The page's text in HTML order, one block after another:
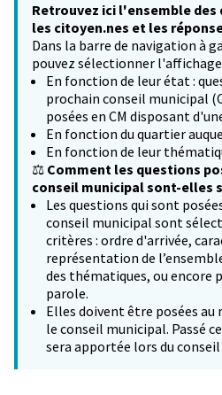
Retrouvez ici l'ensemble
les citoyen.nes et les
Dans la barre de navigation à
pouvez sélectionner l'affichage
En fonction de leur état :
prochain conseil municipal
posées en CM disposant
En fonction du quartier
En fonction de leur
⚖️ Comment les questions
conseil municipal sont-elles
Les questions qui sont
conseil municipal sont
critères : ordre d'arrivée,
représentation de
des thématiques, ou encore
parole.
Elles doivent être posées au
le conseil municipal. Passé
sera apportée lors du